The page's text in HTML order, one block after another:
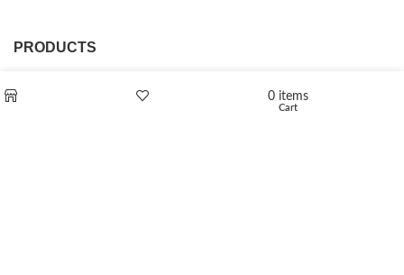
PRODUCTS
0 items
Cart